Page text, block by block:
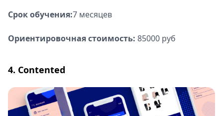
Срок обучения:7 месяцев
Ориентировочная стоимость: 85000 руб
4. Contented